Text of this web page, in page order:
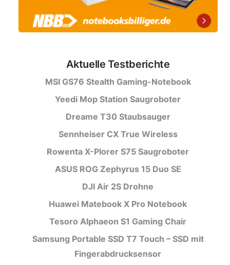
Aktuelle Testberichte
MSI GS76 Stealth Gaming-Notebook
Yeedi Mop Station Saugroboter
Dreame T30 Staubsauger
Sennheiser CX True Wireless
Rowenta X-Plorer S75 Saugroboter
ASUS ROG Zephyrus 15 Duo SE
DJI Air 2S Drohne
Huawei Matebook X Pro Notebook
Tesoro Alphaeon S1 Gaming Chair
Samsung Portable SSD T7 Touch – SSD mit
Fingerabdrucksensor